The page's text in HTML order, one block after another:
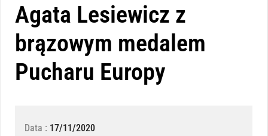
Agata Lesiewicz z
brązowym medalem
Pucharu Europy
Data : 17/11/2020